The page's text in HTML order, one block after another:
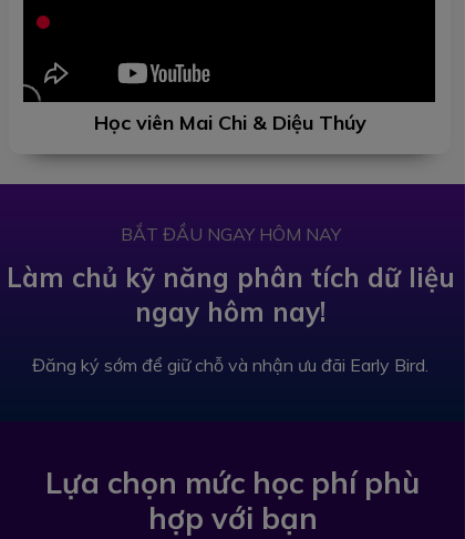
Học viên Mai Chi & Diệu Thúy
Đăng ký sớm để giữ chỗ và nhận ưu đãi Early Bird.
Làm chủ kỹ năng phân tích dữ liệu
ngay hôm nay!
BẮT ĐẦU NGAY HÔM NAY
Lựa chọn mức học phí phù
hợp với bạn